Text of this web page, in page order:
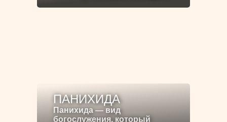
ПАНИХИДА
Панихида — вид
богослужения, который